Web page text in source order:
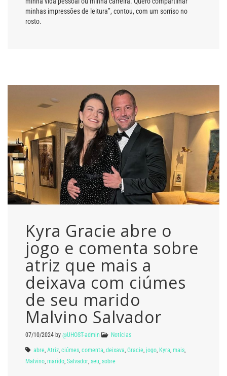
minhas impressões de leitura”, contou, com um sorriso no
rosto.
Kyra Gracie abre o
jogo e comenta sobre
atriz que mais a
deixava com ciúmes
de seu marido
Malvino Salvador
07/10/2024 by @UHOST-admin Notícias
abre Atriz ciúmes comenta deixava Gracie jogo Kyra mais
Malvino marido Salvador seu sobre